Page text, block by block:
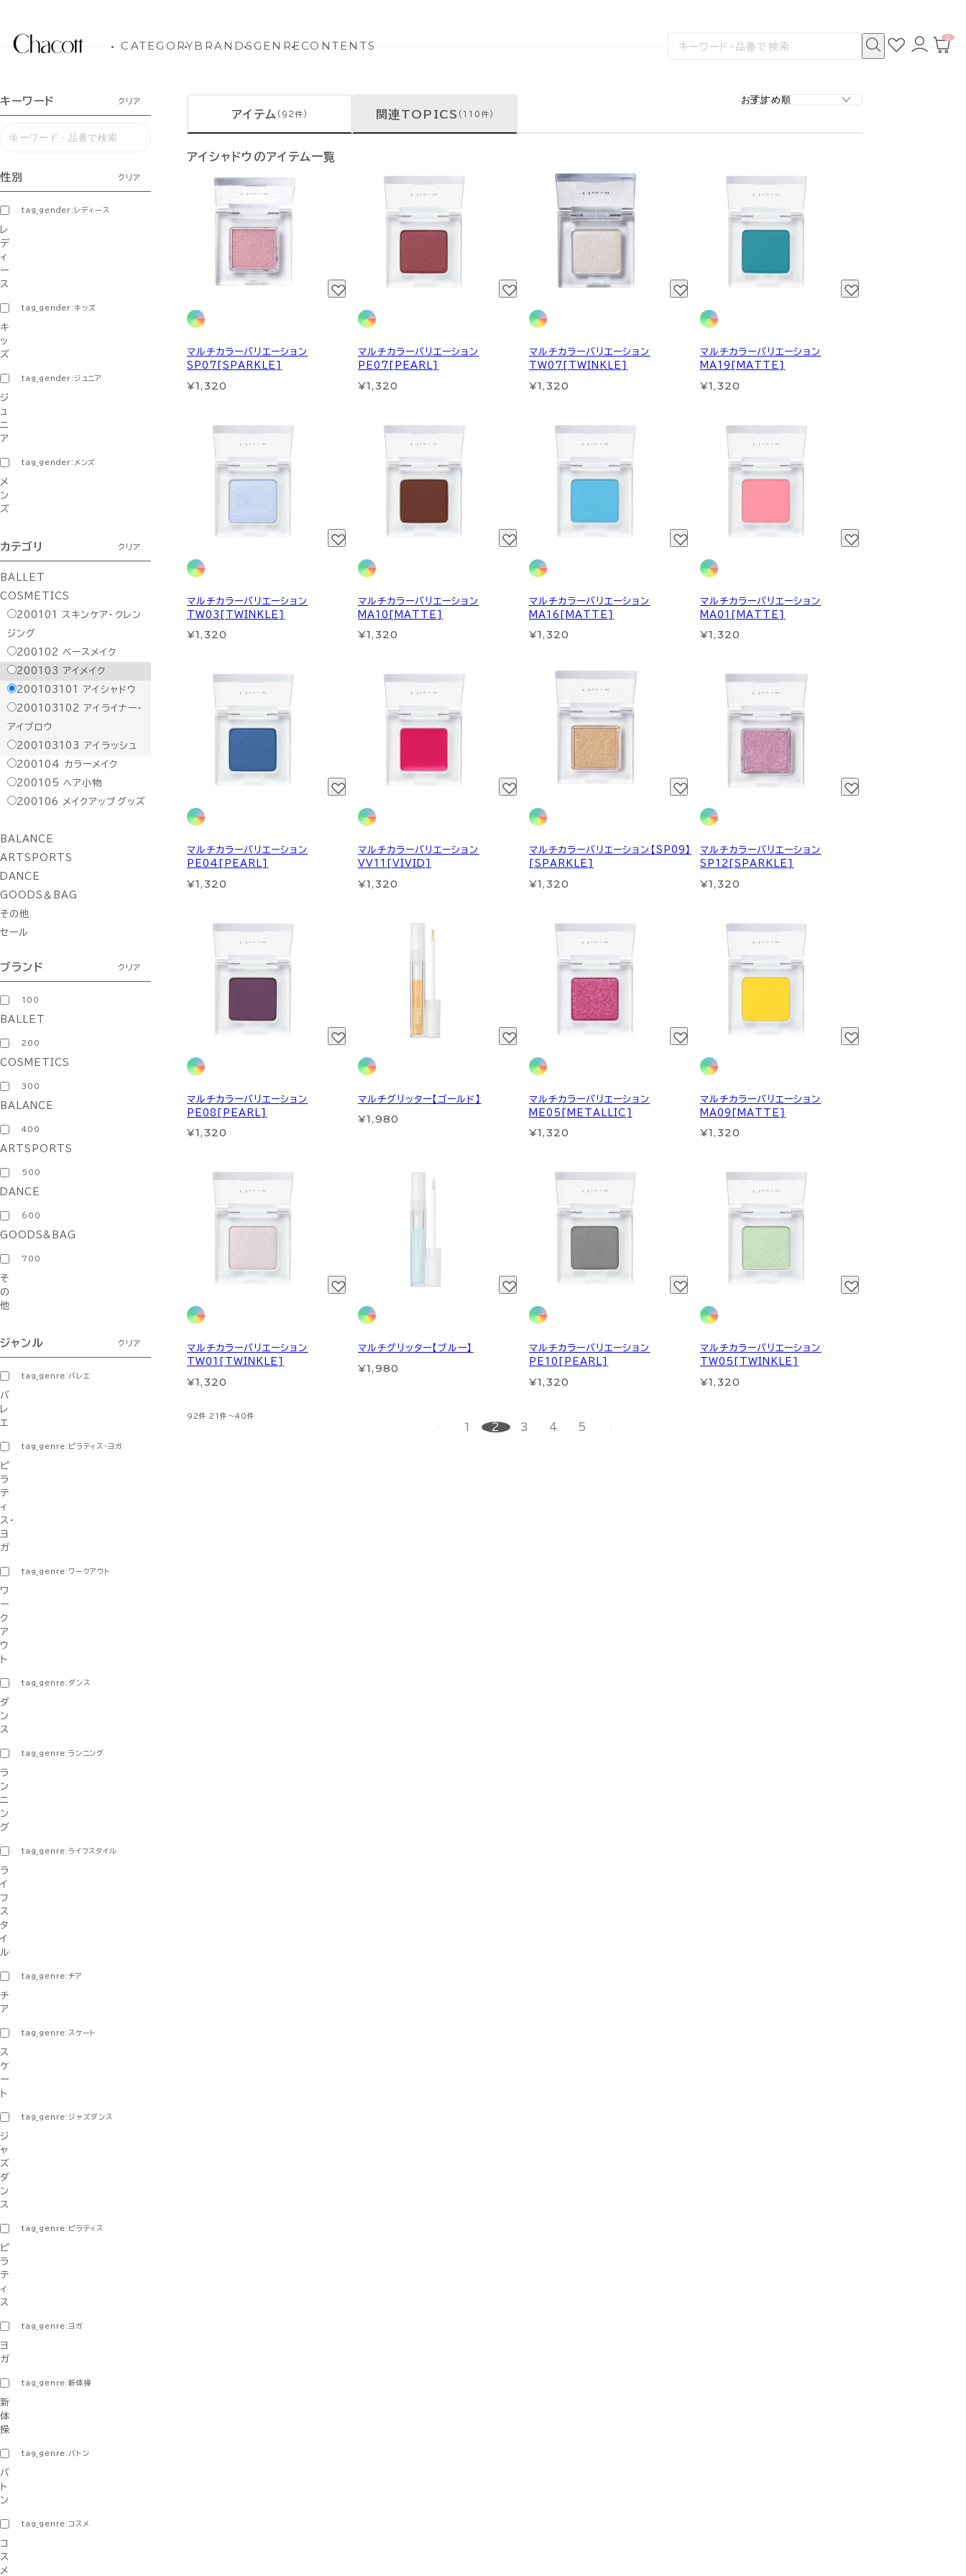
CATEGORYBRANDSGENRECONTENTS
検
お
気
ロ
グ
カ
0
キーワード クリア
性別 クリア
tag_gender:レディース
レ
デ
ィ
ー
ス
tag_gender:キッズ
キ
ッ
ズ
tag_gender:ジュニア
ジ
ュ
ニ
ア
tag_gender:メンズ
メ
ン
ズ
カテゴリ クリア
BALLET
COSMETICS
200101
スキンケア・クレン
ジング
200102 ベースメイク
200103 アイメイク
200103101
アイシャドウ
200103102 アイライナー・
アイブロウ
200103103 アイラッシュ
200104
カラーメイク
200105 ヘア小物
200106
メイクアップグッズ
BALANCE
ARTSPORTS
DANCE
GOODS＆BAG
その他
セール
ブランド クリア
100
BALLET
200
COSMETICS
300
BALANCE
400
ARTSPORTS
500
DANCE
600
GOODS&BAG
700
そ
の
他
ジャンル クリア
tag_genre:バレエ
バ
レ
エ
tag_genre:ピラティス・ヨガ
ピ
ラ
テ
ィ
ス・
ヨ
ガ
tag_genre:ワークアウト
ワ
ー
ク
ア
ウ
ト
tag_genre:ダンス
ダ
ン
ス
tag_genre:ランニング
ラ
ン
ニ
ン
グ
tag_genre:ライフスタイル
ラ
イ
フ
ス
タ
イ
ル
tag_genre:チア
チ
ア
tag_genre:スケート
ス
ケ
ー
ト
tag_genre:ジャズダンス
ジ
ャ
ズ
ダ
ン
ス
tag_genre:ピラティス
ピ
ラ
テ
ィ
ス
tag_genre:ヨガ
ヨ
ガ
tag_genre:新体操
新
体
操
tag_genre:バトン
バ
ト
ン
tag_genre:コスメ
コ
ス
メ
アイテム (92件) 関連TOPICS (110件)
アイシャドウのアイテム一覧
マルチカラーバリエーション
SP07[SPARKLE]
¥1,320
マルチカラーバリエーション
PE07[PEARL]
¥1,320
マルチカラーバリエーション
TW07[TWINKLE]
¥1,320
マルチカラーバリエーション
MA19[MATTE]
¥1,320
マルチカラーバリエーション
TW03[TWINKLE]
¥1,320
マルチカラーバリエーション
MA10[MATTE]
¥1,320
マルチカラーバリエーション
MA16[MATTE]
¥1,320
マルチカラーバリエーション
MA01[MATTE]
¥1,320
マルチカラーバリエーション
PE04[PEARL]
¥1,320
マルチカラーバリエーション
VV11[VIVID]
¥1,320
マルチカラーバリエーション【SP09】
[SPARKLE]
¥1,320
マルチカラーバリエーション
SP12[SPARKLE]
¥1,320
マルチカラーバリエーション
PE08[PEARL]
¥1,320
マルチグリッター【ゴールド】
¥1,980
マルチカラーバリエーション
ME05[METALLIC]
¥1,320
マルチカラーバリエーション
MA09[MATTE]
¥1,320
マルチカラーバリエーション
TW01[TWINKLE]
¥1,320
マルチグリッター【ブルー】
¥1,980
マルチカラーバリエーション
PE10[PEARL]
¥1,320
マルチカラーバリエーション
TW05[TWINKLE]
¥1,320
92件 21件～40件
1 2 3 4 5